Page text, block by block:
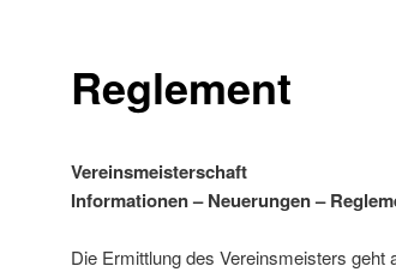
Reglement
Vereinsmeisterschaft
Informationen – Neuerungen –
Die Ermittlung des Vereinsmeisters geht